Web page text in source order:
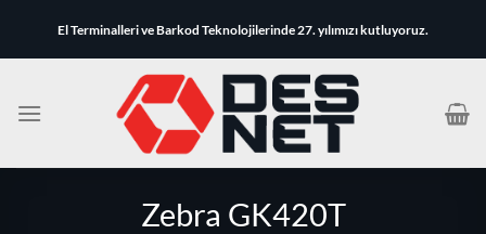
El Terminalleri ve Barkod Teknolojilerinde 27. yılımızı kutluyoruz.
Zebra GK420T